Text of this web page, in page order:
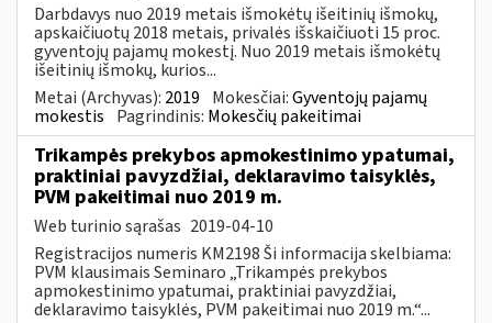
Darbdavys nuo 2019 metais išmokėtų išeitinių išmokų,
apskaičiuotų 2018 metais, privalės išskaičiuoti 15 proc.
gyventojų pajamų mokestį. Nuo 2019 metais išmokėtų
išeitinių išmokų, kurios...
Metai (Archyvas): 2019 Mokesčiai:Gyventojų pajamų
mokestis Pagrindinis: Mokesčių pakeitimai
Trikampės prekybos apmokestinimo ypatumai,
praktiniai pavyzdžiai, deklaravimo taisyklės,
PVM pakeitimai nuo 2019 m.
Web turinio sąrašas 2019-04-10
Registracijos numeris KM2198 Ši informacija skelbiama:
PVM klausimais Seminaro „Trikampės prekybos
apmokestinimo ypatumai, praktiniai pavyzdžiai,
deklaravimo taisyklės, PVM pakeitimai nuo 2019 m.“...